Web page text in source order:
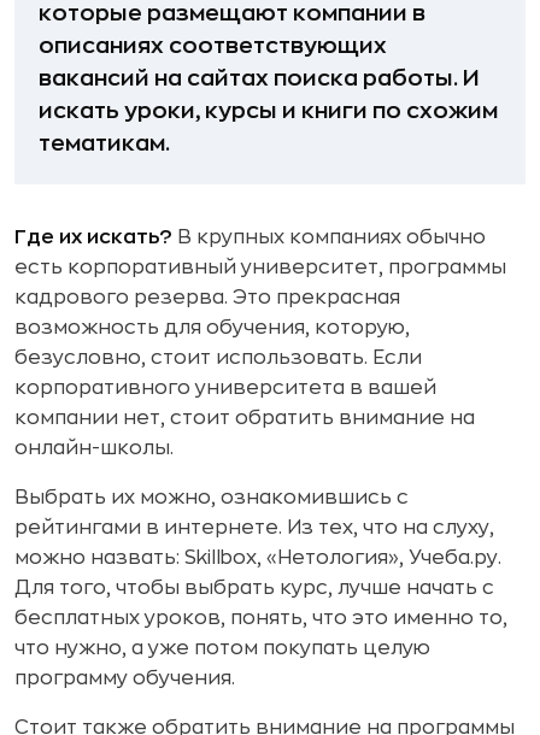
которые размещают компании в
описаниях соответствующих
вакансий на сайтах поиска работы. И
искать уроки, курсы и книги по схожим
тематикам.
Где их искать? В крупных компаниях обычно
есть корпоративный университет, программы
кадрового резерва. Это прекрасная
возможность для обучения, которую,
безусловно, стоит использовать. Если
корпоративного университета в вашей
компании нет, стоит обратить внимание на
онлайн-школы.
Выбрать их можно, ознакомившись с
рейтингами в интернете. Из тех, что на слуху,
можно назвать: Skillbox, «Нетология», Учеба.ру.
Для того, чтобы выбрать курс, лучше начать с
бесплатных уроков, понять, что это именно то,
что нужно, а уже потом покупать целую
программу обучения.
Стоит также обратить внимание на программы